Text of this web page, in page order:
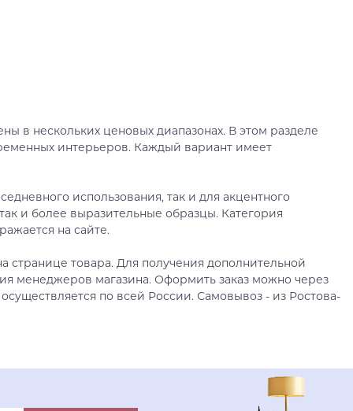
в нескольких ценовых диапазонах. В этом разделе
интерьеров. Каждый вариант имеет
использования, так и для акцентного
и более выразительные образцы. Категория
на сайте.
товара. Для получения дополнительной
менеджеров магазина. Оформить заказ можно через
по всей России. Самовывоз - из Ростова-